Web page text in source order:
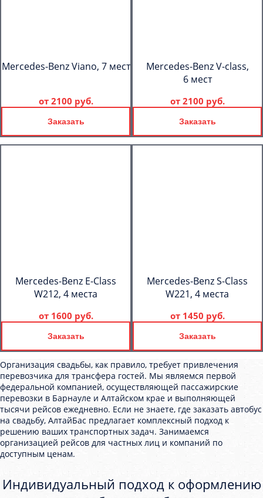
Mercedes-Benz Viano, 7 мест
от 2100 руб.
Заказать
Mercedes-Benz V-class,
6 мест
от 2100 руб.
Заказать
Mercedes-Benz E-Class
W212, 4 места
от 1600 руб.
Заказать
Mercedes-Benz S-Class
W221, 4 места
от 1450 руб.
Заказать
Организация свадьбы, как правило, требует привлечения
перевозчика для трансфера гостей. Мы являемся первой
федеральной компанией, осуществляющей пассажирские
перевозки в Барнауле и Алтайском крае и выполняющей
тысячи рейсов ежедневно. Если не знаете, где заказать автобус
на свадьбу, АлтайБас предлагает комплексный подход к
решению ваших транспортных задач. Занимаемся
организацией рейсов для частных лиц и компаний по
доступным ценам.
Индивидуальный подход к оформлению